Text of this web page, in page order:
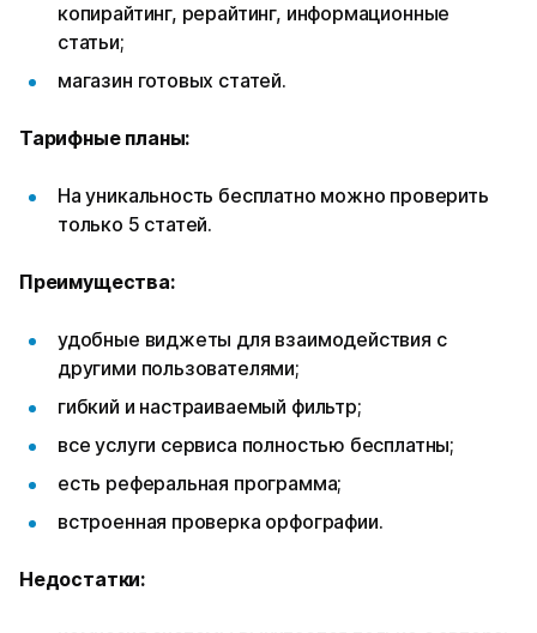
копирайтинг, рерайтинг, информационные
статьи;
магазин готовых статей.
Тарифные планы:
На уникальность бесплатно можно проверить
только 5 статей.
Преимущества:
удобные виджеты для взаимодействия с
другими пользователями;
гибкий и настраиваемый фильтр;
все услуги сервиса полностью бесплатны;
есть реферальная программа;
встроенная проверка орфографии.
Недостатки: